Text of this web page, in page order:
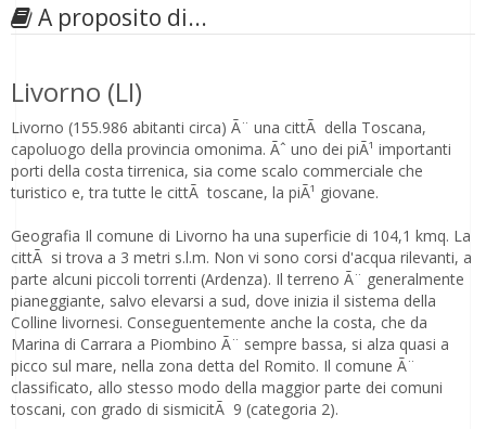
A proposito di...
Livorno (LI)
Livorno (155.986 abitanti circa) Ã¨ una cittÃ della Toscana,
capoluogo della provincia omonima. Ãˆ uno dei piÃ¹ importanti
porti della costa tirrenica, sia come scalo commerciale che
turistico e, tra tutte le cittÃ toscane, la piÃ¹ giovane.
Geografia Il comune di Livorno ha una superficie di 104,1 kmq. La
cittÃ si trova a 3 metri s.l.m. Non vi sono corsi d'acqua rilevanti, a
parte alcuni piccoli torrenti (Ardenza). Il terreno Ã¨ generalmente
pianeggiante, salvo elevarsi a sud, dove inizia il sistema della
Colline livornesi. Conseguentemente anche la costa, che da
Marina di Carrara a Piombino Ã¨ sempre bassa, si alza quasi a
picco sul mare, nella zona detta del Romito. Il comune Ã¨
classificato, allo stesso modo della maggior parte dei comuni
toscani, con grado di sismicitÃ 9 (categoria 2).